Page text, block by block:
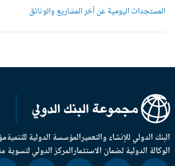
المستجدات اليومية عن آخر المشاريع والوثائق
الدولي للإنشاء والتعميرالمؤسسة الدولية للتنمية
الدولية لضمان الاستثمارالمركز الدولي لتسوية